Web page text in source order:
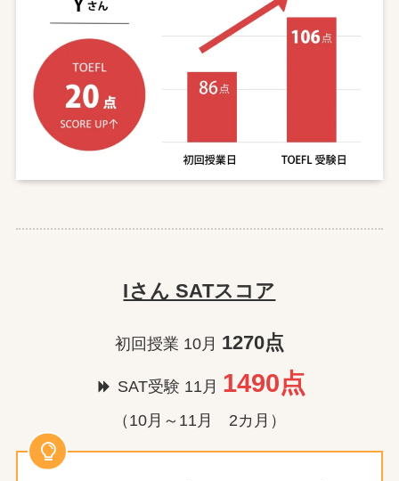
Iさん SATスコア
初回授業 10月 1270点
SAT受験 11月 1490点
（10月～11月 2カ月）